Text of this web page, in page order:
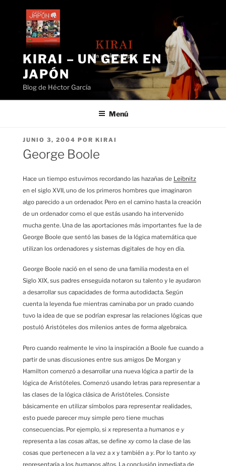
contenido
KIRAI – UN GEEK EN
JAPÓN
Blog de Héctor García
Menú
PUBLICADO
EL
JUNIO 3, 2004 POR KIRAI
George Boole
Hace un tiempo estuvimos recordando las hazañas de Leibnitz
en el siglo XVII, uno de los primeros hombres que imaginaron
algo parecido a un ordenador. Pero en el camino hasta la creación
de un ordenador como el que estás usando ha intervenido
mucha gente. Una de las aportaciones más importantes fue la de
George Boole que sentó las bases de la lógica matemática que
utilizan los ordenadores y sistemas digitales de hoy en día.
George Boole nació en el seno de una familia modesta en el
Siglo XIX, sus padres enseguida notaron su talento y le ayudaron
a desarrollar sus capacidades de forma autodidacta. Según
cuenta la leyenda fue mientras caminaba por un prado cuando
tuvo la idea de que se podrían expresar las relaciones lógicas que
postuló Aristóteles dos milenios antes de forma algebraica.
Pero cuando realmente le vino la inspiración a Boole fue cuando a
partir de unas discusiones entre sus amigos De Morgan y
Hamilton comenzó a desarrollar una nueva lógica a partir de la
lógica de Aristóteles. Comenzó usando letras para representar a
las clases de la lógica clásica de Aristóteles. Consiste
básicamente en utilizar símbolos para representar realidades,
esto puede parecer muy simple pero tiene muchas
consecuencias. Por ejemplo, si x representa a humanos e y
representa a las cosas altas, se define xy como la clase de las
cosas que pertenecen a la vez a x y también a y. Por lo tanto xy
representaría a los humanos altos. La conclusión inmediata de